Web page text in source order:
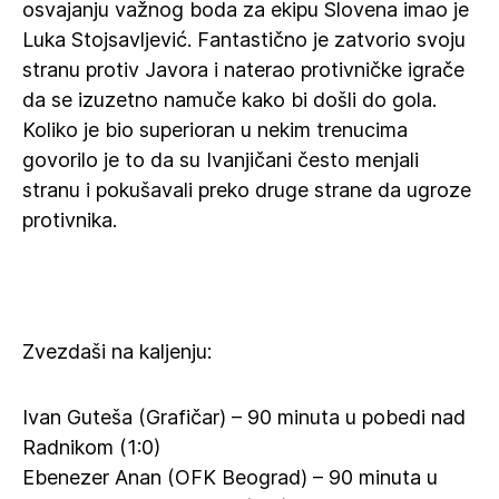
osvajanju važnog boda za ekipu Slovena imao je
Luka Stojsavljević. Fantastično je zatvorio svoju
stranu protiv Javora i naterao protivničke igrače
da se izuzetno namuče kako bi došli do gola.
Koliko je bio superioran u nekim trenucima
govorilo je to da su Ivanjičani često menjali
stranu i pokušavali preko druge strane da ugroze
protivnika.
Zvezdaši na kaljenju:
Ivan Guteša (Grafičar) – 90 minuta u pobedi nad
Radnikom (1:0)
Ebenezer Anan (OFK Beograd) – 90 minuta u